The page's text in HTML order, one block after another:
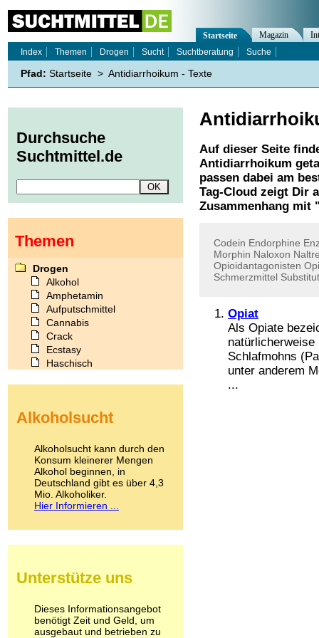
Auf dieser Seite
Antidiarrhoikum
passen dabei am
Tag-Cloud zeigt Dir
Zusammenhang mit
Codein Endorphine
Morphin Naloxon
Opioidantagonisten
Schmerzmittel
Opiat
Als Opiate
Schlafmohns
unter anderem
...
Startseite Magazin
Index
Themen Drogen Sucht Suchtberatung Suche
Pfad: Startseite > Antidiarrhoikum - Texte
Durchsuche
Suchtmittel.de
Themen
Drogen
Alkohol
Amphetamin
Aufputschmittel
Cannabis
Crack
Ecstasy
Haschisch
Kokain
LSD
Marihuana
Medikamente
Meskalin
Metamphetamin
Methadon
Pilze
Psychopharmaka
Schlafmittel
Schmerzmittel
Alkoholsucht
Alkoholsucht kann durch den
Konsum kleinerer Mengen
Alkohol beginnen, in
Deutschland gibt es über 4,3
Mio. Alkoholiker.
Hier Informieren ...
Unterstütze uns
Dieses Informationsangebot
benötigt Zeit und Geld, um
ausgebaut und betrieben zu